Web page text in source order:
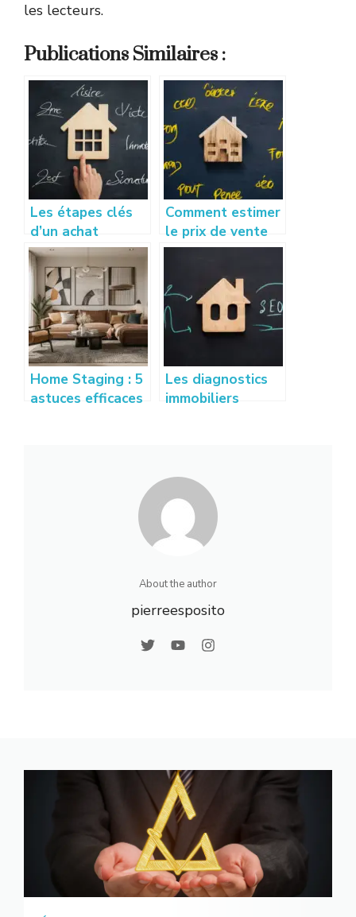
les lecteurs.
Publications Similaires :
Les étapes clés
d’un achat
immobilier : de la
visite à la
signature
Comment estimer
le prix de vente
de sa maison
Home Staging : 5
astuces efficaces
Les diagnostics
immobiliers
About the author
pierreesposito